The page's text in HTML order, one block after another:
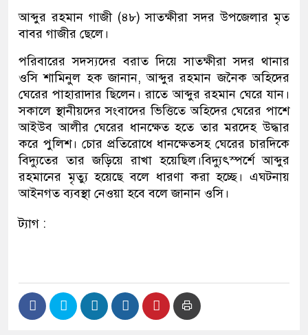
আব্দুর রহমান গাজী (৪৮) সাতক্ষীরা সদর উপজেলার মৃত
বাবর গাজীর ছেলে।
পরিবারের সদস্যদের বরাত দিয়ে সাতক্ষীরা সদর থানার
ওসি শামিনুল হক জানান, আব্দুর রহমান জনৈক অহিদের
ঘেরের পাহারাদার ছিলেন। রাতে আব্দুর রহমান ঘেরে যান।
সকালে স্থানীয়দের সংবাদের ভিত্তিতে অহিদের ঘেরের পাশে
আইউব আলীর ঘেরের ধানক্ষেত হতে তার মরদেহ উদ্ধার
করে পুলিশ। চোর প্রতিরোধে ধানক্ষেতসহ ঘেরের চারদিকে
বিদ্যুতের তার জড়িয়ে রাখা হয়েছিল।বিদ্যুৎস্পর্শে আব্দুর
রহমানের মৃত্যু হয়েছে বলে ধারণা করা হচ্ছে। এঘটনায়
আইনগত ব্যবস্থা নেওয়া হবে বলে জানান ওসি।
ট্যাগ :